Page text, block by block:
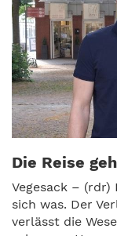
Die Reise
Vegesack – (rdr)
sich was. Der
verlässt die